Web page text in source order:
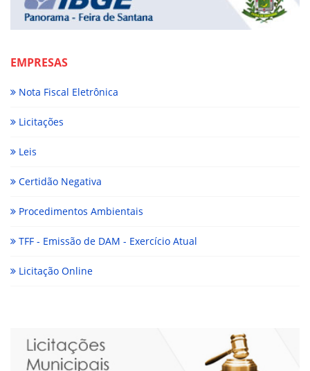
EMPRESAS
Nota Fiscal Eletrônica
Licitações
Leis
Certidão Negativa
Procedimentos Ambientais
TFF - Emissão de DAM - Exercício Atual
Licitação Online